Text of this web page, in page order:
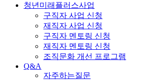
청년미래플러스사업
구직자 사업 신청
재직자 사업 신청
구직자 멘토링 신청
재직자 멘토링 신청
조직문화 개선 프로그램
Q&A
자주하는질문